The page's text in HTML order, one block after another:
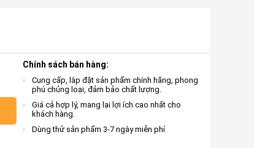
Chính sách bán hàng:
Cung cấp, lắp đặt sản phẩm chính hãng, phong
phú chủng loại, đảm bảo chất lượng.
Giá cả hợp lý, mang lại lợi ích cao nhất cho
khách hàng.
Dùng thử sản phẩm 3-7 ngày miễn phí